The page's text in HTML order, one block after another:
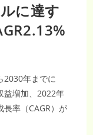
に達す
2030年までに
益増加、2022年
率（CAGR）が